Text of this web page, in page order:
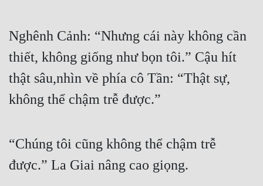
Nghênh Cảnh: “Nhưng cái này không cần
thiết, không giống như bọn tôi.” Cậu hít
thật sâu,nhìn về phía cô Tần: “Thật sự,
không thể chậm trễ được.”
“Chúng tôi cũng không thể chậm trễ
được.” La Giai nâng cao giọng.